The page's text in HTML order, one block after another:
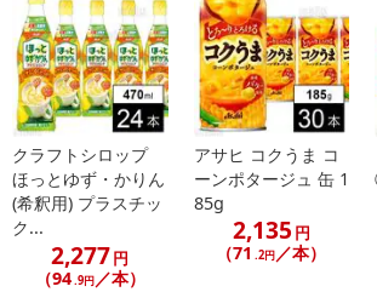
クラフトシロップ
ほっとゆず・かりん
(希釈用) プラスチッ
ク...
2,277円
（94.9円／本）
アサヒ コクうま コ
ーンポタージュ 缶 1
85g
2,135 円
（71 .2円／本）